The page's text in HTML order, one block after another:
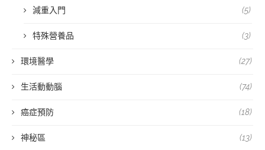
減重入門 (5)
特殊營養品 (3)
環境醫學 (27)
生活動動腦 (74)
癌症預防 (18)
神秘區 (13)